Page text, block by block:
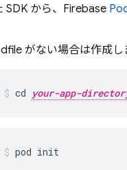
SDK から、Firebase
がない場合は作成し
cd your-app-
pod init